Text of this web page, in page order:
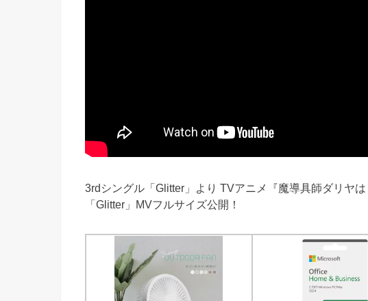
3rdシングル「Glitter」より TVアニメ『魔導具師ダリヤ
「Glitter」MVフルサイズ公開！